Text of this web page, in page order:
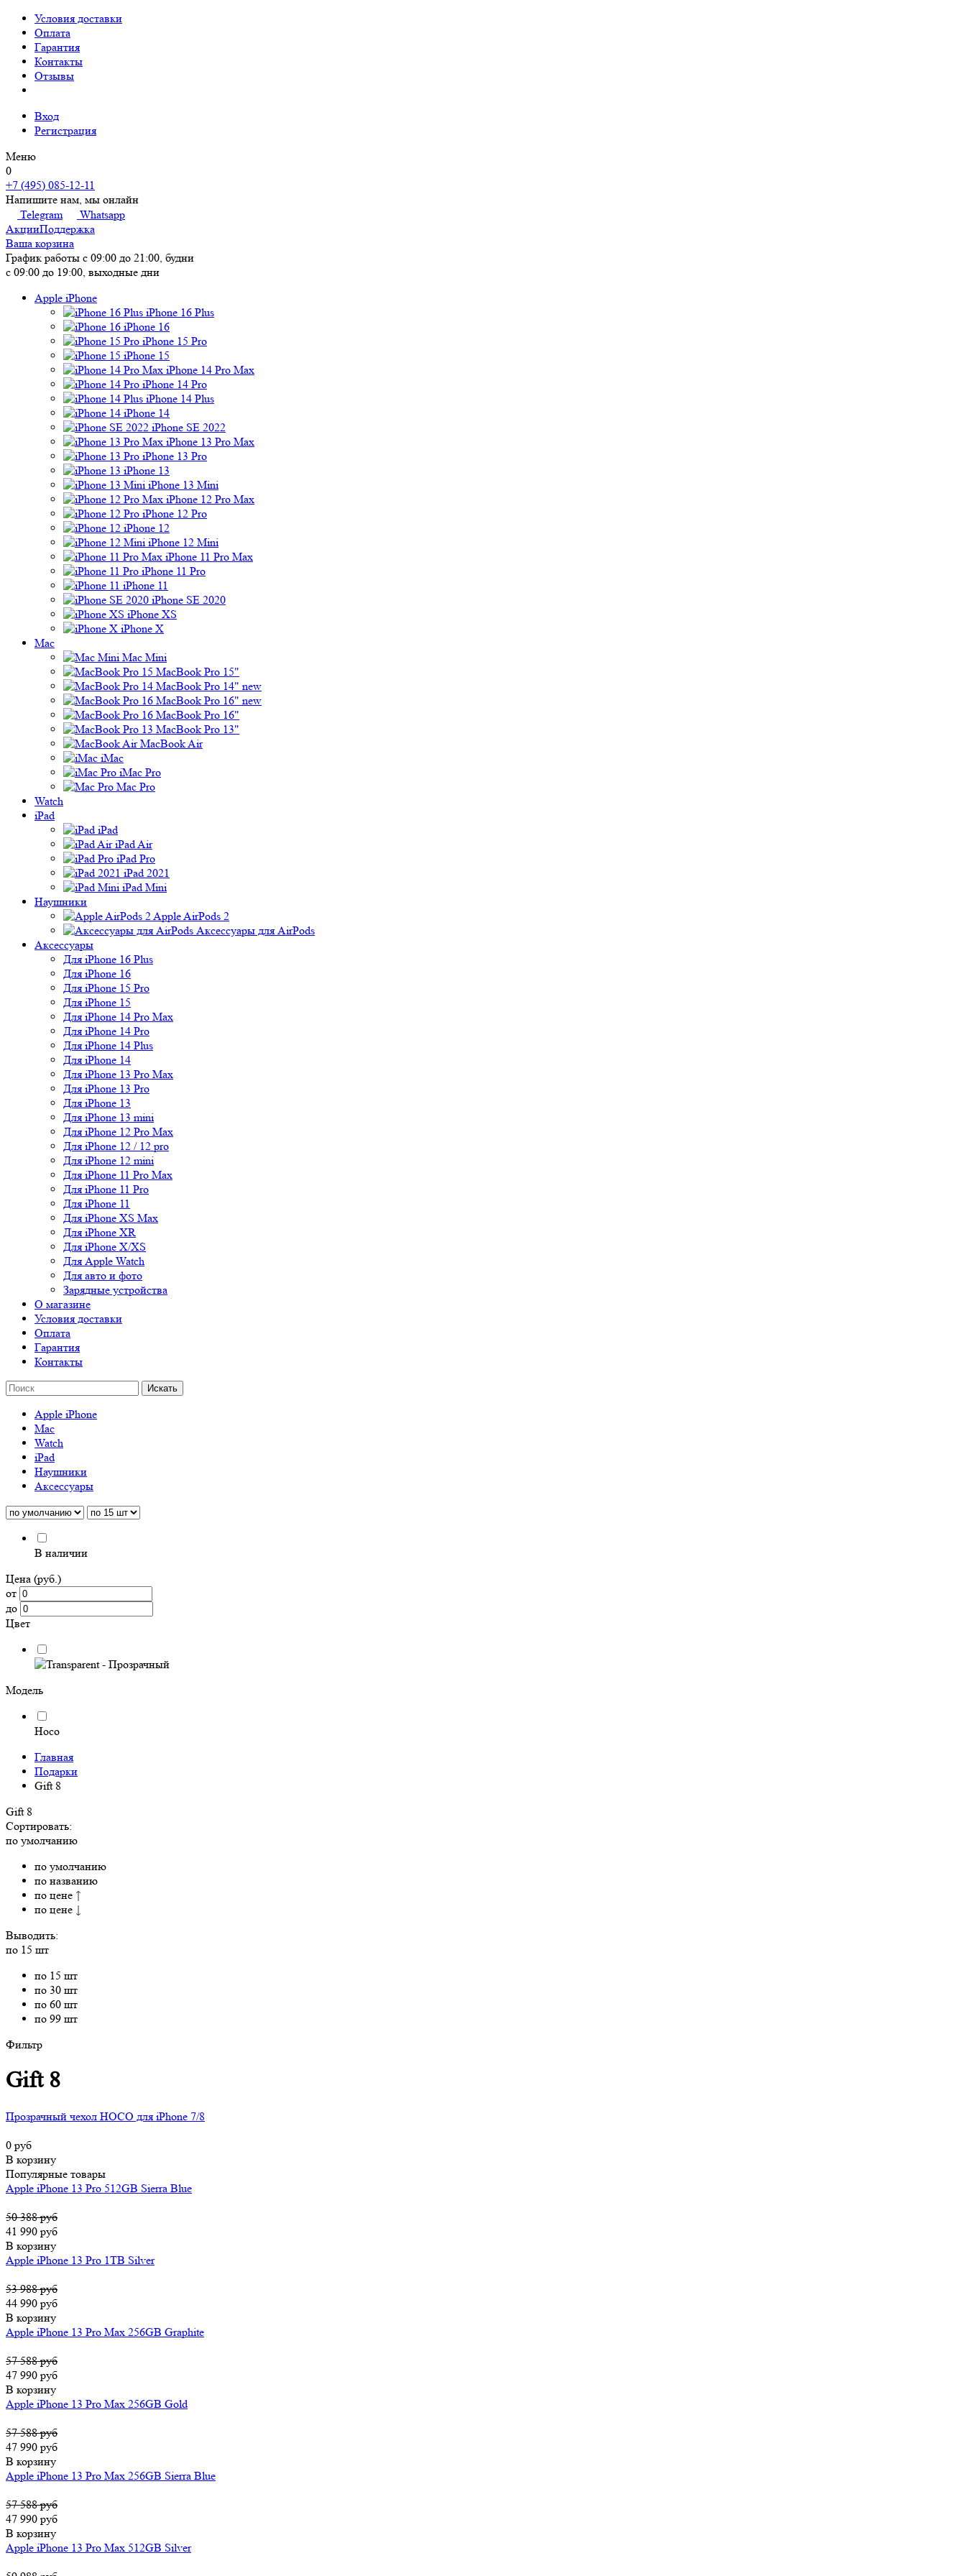
Условия доставки
Оплата
Гарантия
Контакты
Отзывы
Вход
Регистрация
Меню
0
+7 (495) 085-12-11
Напишите нам, мы онлайн
Telegram
Whatsapp
АкцииПоддержка
Ваша корзина
График работы с 09:00 до 21:00, будни
с 09:00 до 19:00, выходные дни
Apple iPhone
iPhone 16 Plus
iPhone 16
iPhone 15 Pro
iPhone 15
iPhone 14 Pro Max
iPhone 14 Pro
iPhone 14 Plus
iPhone 14
iPhone SE 2022
iPhone 13 Pro Max
iPhone 13 Pro
iPhone 13
iPhone 13 Mini
iPhone 12 Pro Max
iPhone 12 Pro
iPhone 12
iPhone 12 Mini
iPhone 11 Pro Max
iPhone 11 Pro
iPhone 11
iPhone SE 2020
iPhone XS
iPhone X
Mac
Mac Mini
MacBook Pro 15"
MacBook Pro 14" new
MacBook Pro 16" new
MacBook Pro 16"
MacBook Pro 13"
MacBook Air
iMac
iMac Pro
Mac Pro
Watch
iPad
iPad
iPad Air
iPad Pro
iPad 2021
iPad Mini
Наушники
Apple AirPods 2
Аксессуары для AirPods
Аксессуары
Для iPhone 16 Plus
Для iPhone 16
Для iPhone 15 Pro
Для iPhone 15
Для iPhone 14 Pro Max
Для iPhone 14 Pro
Для iPhone 14 Plus
Для iPhone 14
Для iPhone 13 Pro Max
Для iPhone 13 Pro
Для iPhone 13
Для iPhone 13 mini
Для iPhone 12 Pro Max
Для iPhone 12 / 12 pro
Для iPhone 12 mini
Для iPhone 11 Pro Max
Для iPhone 11 Pro
Для iPhone 11
Для iPhone XS Max
Для iPhone XR
Для iPhone X/XS
Для Apple Watch
Для авто и фото
Зарядные устройства
О магазине
Условия доставки
Оплата
Гарантия
Контакты
Apple iPhone
Mac
Watch
iPad
Наушники
Аксессуары
В наличии
Цена (руб.)
от
до
Цвет
Модель
Hoco
Главная
Подарки
Gift 8
Gift 8
Сортировать:
по умолчанию
по умолчанию
по названию
по цене ↑
по цене ↓
Выводить:
по 15 шт
по 15 шт
по 30 шт
по 60 шт
по 99 шт
Фильтр
Gift 8
Прозрачный чехол HOCO для iPhone 7/8
0 руб
В корзину
Популярные товары
Apple iPhone 13 Pro 512GB Sierra Blue
50 388 руб
41 990 руб
В корзину
Apple iPhone 13 Pro 1TB Silver
53 988 руб
44 990 руб
В корзину
Apple iPhone 13 Pro Max 256GB Graphite
57 588 руб
47 990 руб
В корзину
Apple iPhone 13 Pro Max 256GB Gold
57 588 руб
47 990 руб
В корзину
Apple iPhone 13 Pro Max 256GB Sierra Blue
57 588 руб
47 990 руб
В корзину
Apple iPhone 13 Pro Max 512GB Silver